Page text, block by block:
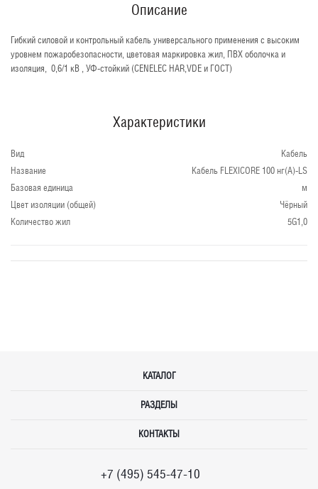
Описание
Гибкий силовой и контрольный кабель универсального применения c высоким
уровнем пожаробезопасности, цветовая маркировка жил, ПВХ оболочка и
изоляция, 0,6/1 кВ , УФ-стойкий (CENELEC HAR,VDE и ГОСТ)
Характеристики
Вид
Кабель
Название
Кабель FLEXICORE 100 нг(А)-LS
Базовая единица
м
Цвет изоляции (общей)
Чёрный
Количество жил
5G1,0
КАТАЛОГ
РАЗДЕЛЫ
КОНТАКТЫ
+7 (495) 545-47-10